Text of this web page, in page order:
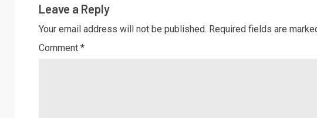
Leave a Reply
Your email address will not be published. Required fields are
Comment *